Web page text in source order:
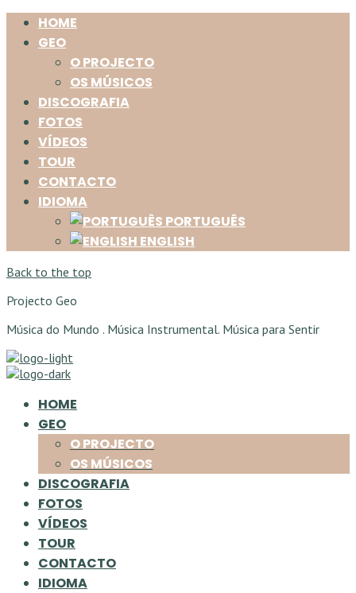
HOME
GEO
O PROJECTO
OS MÚSICOS
DISCOGRAFIA
FOTOS
VÍDEOS
TOUR
CONTACTO
IDIOMA
PORTUGUÊS
ENGLISH
Back to the top
Projecto Geo
Música do Mundo . Música Instrumental. Música para Sentir
HOME
GEO
O PROJECTO
OS MÚSICOS
DISCOGRAFIA
FOTOS
VÍDEOS
TOUR
CONTACTO
IDIOMA